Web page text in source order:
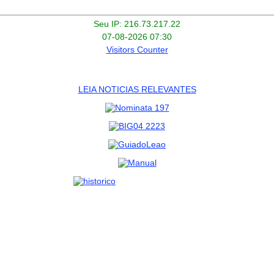
Seu IP: 216.73.217.22
07-08-2026 07:30
Visitors Counter
LEIA NOTICIAS RELEVANTES